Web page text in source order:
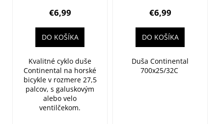
€6,99
DO KOŠÍKA
Kvalitné cyklo duše
Continental na horské
bicykle v rozmere 27,5
palcov, s galuskovým
alebo velo
ventilčekom.
€6,99
DO KOŠÍKA
Duša Continental
700x25/32C